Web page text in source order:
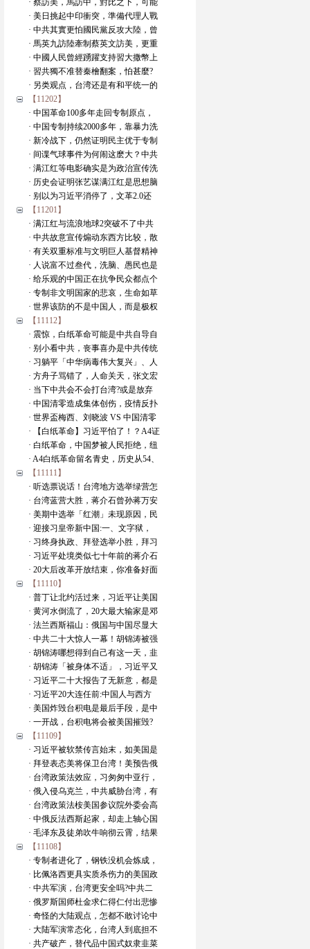
· 蔡訪美，馬訪中，對比之下，可能
· 美日挑起中印衝突，準備代理人戰
· 中共其實更怕國民黨反攻大陸，曾
· 馬英九訪陸牽制蔡英文訪美，更重
· 中國人民曾經踴躍支持習大撒幣上
· 習共獨不准替秦檜翻案，怕甚麼?
· 另类观点，台湾还是有和平统一的
【11202】
· 中国革命100多年走回专制原点，
· 中国专制持续2000多年，靠暴力洗
· 新冷战下，仍然证明民主优于专制
· 间谍气球事件为何闹这麽大？中共
· 满江红等电影确实是为政治宣传洗
· 历史会证明张艺谋满江红是思想脑
· 别以为习近平消停了，文革2.0还
【11201】
· 满江红与流浪地球2突破不了中共
· 中共故意宣传煽动东西方比较，散
· 有关双重标准与文明巨人基督精神
· 人说富不过叁代，洗脑、愚民也是
· 给乐观的中国正在抗争民众都点个
· 专制非文明国家的悲哀，生命如草
· 世界该防的不是中国人，而是极权
【11112】
· 震惊，白纸革命可能是中共自导自
· 别小看中共，丧事喜办是中共传统
· 习躺平「中华病毒伟大复兴」、人
· 方舟子骂错了，人命关天，张文宏
· 当下中共会不会打台湾?或是放弃
· 中国清零造成集体创伤，疫情反扑
· 世界盃梅西、刘晓波 VS 中国清零
· 【白纸革命】习近平怕了！？A4证
· 白纸革命，中国梦被人民拒绝，纽
· A4白纸革命留名青史，历史从54、
【11111】
· 听选票说话！台湾地方选举绿营怎
· 台湾蓝营大胜，蒋介石曾孙蒋万安
· 美期中选举「红潮」未现原因，民
· 迎接习皇帝新中国:一、文字狱，
· 习终身执政、拜登选举小胜，拜习
· 习近平处境类似七十年前的蒋介石
· 20大后改革开放结束，你准备好面
【11110】
· 普丁让北约活过来，习近平让美国
· 黄河水倒流了，20大最大输家是邓
· 法兰西斯福山：俄国与中国尽显大
· 中共二十大惊人一幕！胡锦涛被强
· 胡锦涛哪想得到自己有这一天，韭
· 胡锦涛「被身体不适」，习近平又
· 习近平二十大报告了无新意，都是
· 习近平20大连任前:中国人与西方
· 美国炸毁台积电是最后手段，是中
· 一开战，台积电将会被美国摧毁?
【11109】
· 习近平被软禁传言始末，如美国是
· 拜登表态美将保卫台湾！美预告俄
· 台湾政策法效应，习匆匆中亚行，
· 俄入侵乌克兰，中共威胁台湾，有
· 台湾政策法桉美国参议院外委会高
· 中俄反法西斯起家，却走上轴心国
· 毛泽东及徒弟吹牛响彻云霄，结果
【11108】
· 专制者进化了，钢铁没机会炼成，
· 比佩洛西更具实质杀伤力的美国政
· 中共军演，台湾更安全吗?中共二
· 俄罗斯国师杜金求仁得仁付出悲惨
· 奇怪的大陆观点，怎都不敢讨论中
· 大陆军演常态化，台湾人到底担不
· 共产破产，替代品中国式奴隶韭菜